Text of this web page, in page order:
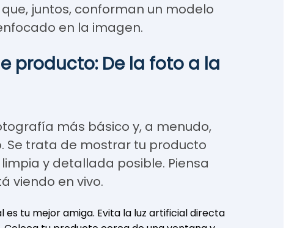
juntos, conforman un modelo
en la imagen.
producto: De la foto a la
más básico y, a menudo,
Se trata de mostrar tu producto
y detallada posible. Piensa
viendo en vivo.
es tu mejor amiga. Evita la luz artificial directa